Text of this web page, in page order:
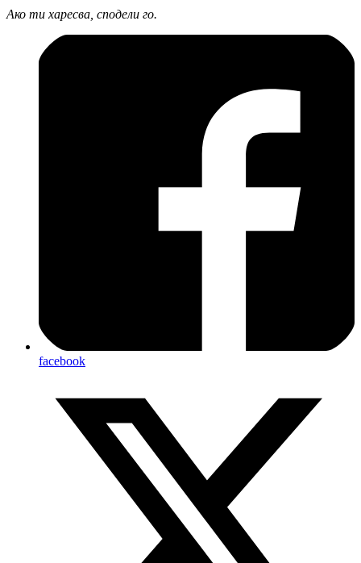
Ако ти харесва, сподели го.
facebook